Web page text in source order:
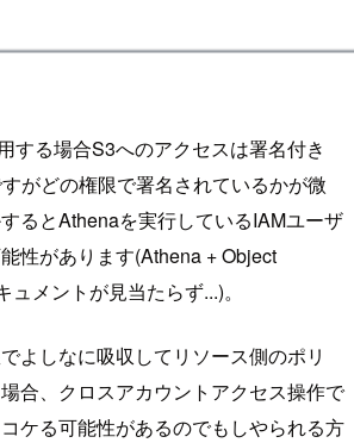
する場合S3へのアクセスは署名付き
がどの権限で署名されているかが微
るとAthenaを実行しているIAMユーザ
性があります(Athena + Object
メントが見当たらず...)。
よしなに吸収してリソース側のポリ
合、クロスアカウントアクセス操作で
ケる可能性があるのでもしやられる方